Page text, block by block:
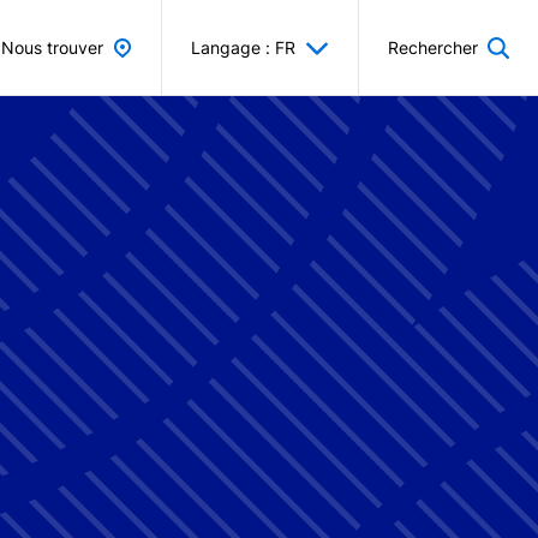
Nous trouver Langage : FR Rechercher